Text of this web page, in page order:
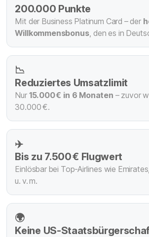
200.000 Punkte
Mit der Business Platinum Card – der
Willkommensbonus, den es in
📉
Reduziertes Umsatzlimit
Nur 15.000 € in 6 Monaten – zuvor
30.000 €.
✈️
Bis zu 7.500 € Flugwert
Einlösbar bei Top-Airlines wie
u. v. m.
🌍
Keine US-